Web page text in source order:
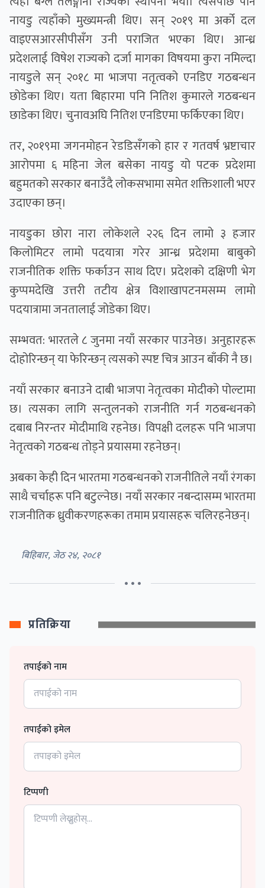
नायडु त्यहाँको मुख्यमन्त्री थिए। सन् २०१९ मा अर्को दल
वाइएसआरसीपीसँग उनी पराजित भएका थिए। आन्ध्र
प्रदेशलाई विषेश राज्यको दर्जा मागका विषयमा कुरा नमिल्दा
नायडुले सन् २०१८ मा भाजपा नतृत्वको एनडिए गठबन्धन
छोडेका थिए। यता बिहारमा पनि नितिश कुमारले गठबन्धन
छाडेका थिए। चुनावअघि नितिश एनडिएमा फर्किएका थिए।
तर, २०१९मा जगनमोहन रेडडिसँगको हार र गतवर्ष भ्रष्टाचार
आरोपमा ६ महिना जेल बसेका नायडु यो पटक प्रदेशमा
बहुमतको सरकार बनाउँदै लोकसभामा समेत शक्तिशाली भएर
उदाएका छन्।
नायडुका छोरा नारा लोकेशले २२६ दिन लामो ३ हजार
किलोमिटर लामो पदयात्रा गरेर आन्ध्र प्रदेशमा बाबुको
राजनीतिक शक्ति फर्काउन साथ दिए। प्रदेशको दक्षिणी भेग
कुप्पमदेखि उत्तरी तटीय क्षेत्र विशाखापटनमसम्म लामो
पदयात्रामा जनतालाई जोडेका थिए।
सम्भवत: भारतले ८ जुनमा नयाँ सरकार पाउनेछ। अनुहारहरू
दोहोरिन्छन् या फेरिन्छन् त्यसको स्पष्ट चित्र आउन बाँकी नै छ।
नयाँ सरकार बनाउने दाबी भाजपा नेतृत्वका मोदीको पोल्टामा
छ। त्यसका लागि सन्तुलनको राजनीति गर्न गठबन्धनको
दबाब निरन्तर मोदीमाथि रहनेछ। विपक्षी दलहरू पनि भाजपा
नेतृत्वको गठबन्ध तोड्ने प्रयासमा रहनेछन्।
अबका केही दिन भारतमा गठबन्धनको राजनीतिले नयाँ रंगका
साथै चर्चाहरू पनि बटुल्नेछ। नयाँ सरकार नबन्दासम्म भारतमा
राजनीतिक ध्रुवीकरणहरूका तमाम प्रयासहरू चलिरहनेछन्।
बिहिबार, जेठ २४, २०८१
• • •
प्रतिक्रिया
तपाईको नाम
तपाईको इमेल
टिप्पणी